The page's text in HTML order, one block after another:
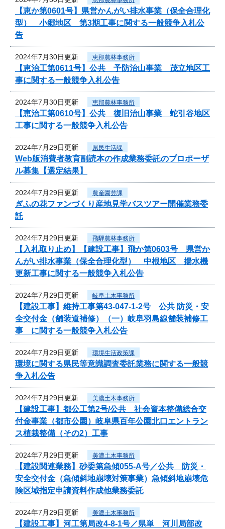
【恵か第0601号】県営かんがい排水事業（保全合理化
型） 小郷地区 第3期工事に関する一般競争入札公
告
2024年7月30日更新 恵那農林事務所
【恵治工第0611号】公共 予防治山事業 茂立地区工
事に関する一般競争入札公告
2024年7月30日更新 恵那農林事務所
【恵治工第0610号】公共 復旧治山事業 蛇引谷地区
工事に関する一般競争入札公告
2024年7月29日更新 県民生活課
Web版消費者教育副読本の作成業務委託のプロポーザ
ル募集【選定結果】
2024年7月29日更新 農産園芸課
ぎふの花ファンづくり産地見学バスツアー開催業務委
託
2024年7月29日更新 飛騨農林事務所
【入札取り止め】【建設工事】飛か第0603号 県営か
んがい排水事業（保全合理化型） 中根地区 揚水機
更新工事に関する一般競争入札公告
2024年7月29日更新 岐阜土木事務所
【建設工事】維持工事第43-047-1-2号 公共 防災・安
全交付金（舗装道補修）（一）岐阜羽島線舗装補修工
事 に関する一般競争入札公告
2024年7月29日更新 環境生活政策課
環境に関する県民等意識調査委託業務に関する一般競
争入札公告
2024年7月29日更新 美濃土木事務所
【建設工事】都公工第2号/公共 社会資本整備総合交
付金事業（都市公園）岐阜県百年公園北口エントラン
ス植栽整備（その2）工事
2024年7月29日更新 美濃土木事務所
【建設関連業務】砂委第急傾055-A号／公共 防災・
安全交付金（急傾斜地崩壊対策事業）急傾斜地崩壊危
険区域指定申請資料作成他業務委託
2024年7月29日更新 美濃土木事務所
【建設工事】河工第局改4-8-1号／県単 河川局部改